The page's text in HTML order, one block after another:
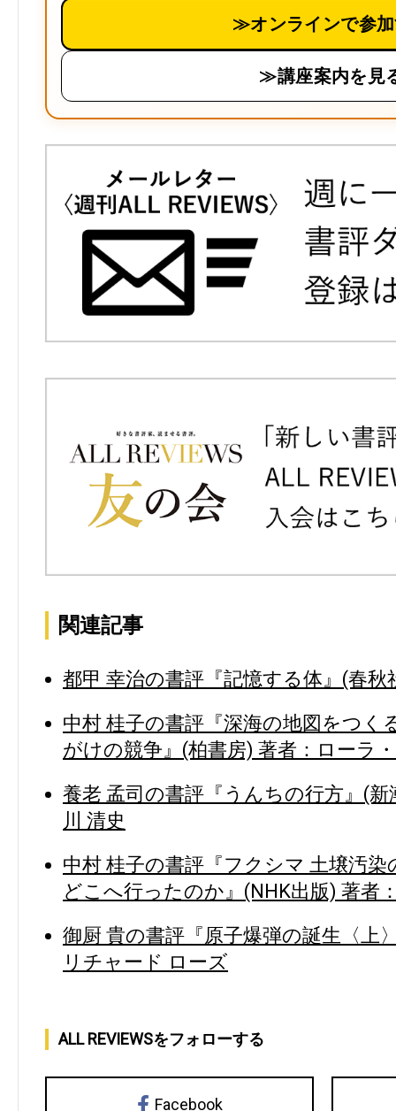
≫オンラインで参
≫講座案内を見
関連記事
都甲 幸治の書評『記憶する体』(春秋
中村 桂子の書評『深海の地図をつく
がけの競争』(柏書房) 著者：ローラ
養老 孟司の書評『うんちの行方』(新
川 清史
中村 桂子の書評『フクシマ 土壌汚
どこへ行ったのか』(NHK出版) 著者
御厨 貴の書評『原子爆弾の誕生〈上
リチャード ローズ
ALL REVIEWSをフォローする
Facebook